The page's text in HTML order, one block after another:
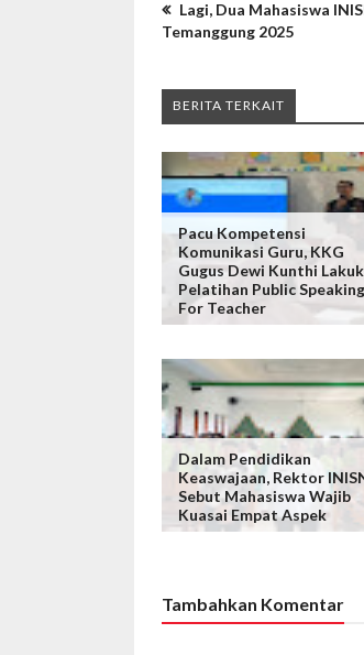
Lagi, Dua Mahasiswa
Temanggung 2025
BERITA TERKAIT
Pacu Kompetensi
Komunikasi Guru, KKG
Gugus Dewi Kunthi
Pelatihan Public Speaking
For Teacher
Dalam Pendidikan
Keaswajaan, Rektor
Sebut Mahasiswa Wajib
Kuasai Empat Aspek
Tambahkan Komentar